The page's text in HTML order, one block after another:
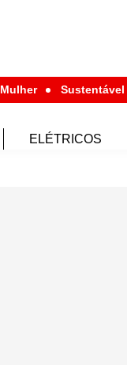
Mulher Sustentável
ELÉTRICOS